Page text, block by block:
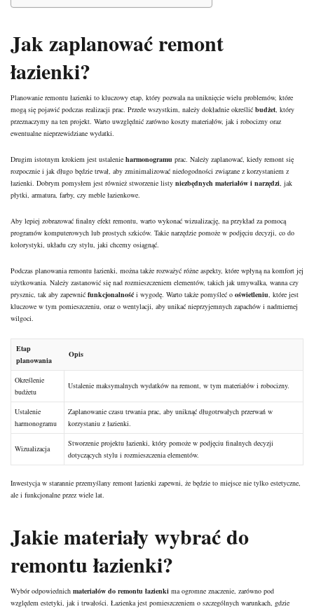
Jak zaplanować remont
łazienki?
Planowanie remontu łazienki to kluczowy etap, który pozwala na uniknięcie wielu problemów, które
mogą się pojawić podczas realizacji prac. Przede wszystkim, należy dokładnie określić budżet , który
przeznaczymy na ten projekt. Warto uwzględnić zarówno koszty materiałów, jak i robocizny oraz
ewentualne nieprzewidziane wydatki.
Drugim istotnym krokiem jest ustalenie harmonogramu prac. Należy zaplanować, kiedy remont się
rozpocznie i jak długo będzie trwał, aby zminimalizować niedogodności związane z korzystaniem z
łazienki. Dobrym pomysłem jest również stworzenie listy niezbędnych materiałów i narzędzi , jak
płytki, armatura, farby, czy meble łazienkowe.
Aby lepiej zobrazować finalny efekt remontu, warto wykonać wizualizację, na przykład za pomocą
programów komputerowych lub prostych szkiców. Takie narzędzie pomoże w podjęciu decyzji, co do
kolorystyki, układu czy stylu, jaki chcemy osiągnąć.
Podczas planowania remontu łazienki, można także rozważyć różne aspekty, które wpłyną na komfort jej
użytkowania. Należy zastanowić się nad rozmieszczeniem elementów, takich jak umywalka, wanna czy
prysznic, tak aby zapewnić funkcjonalność i wygodę. Warto także pomyśleć o oświetleniu , które jest
kluczowe w tym pomieszczeniu, oraz o wentylacji, aby unikać nieprzyjemnych zapachów i nadmiernej
wilgoci.
Etap
planowania
Opis
Określenie
budżetu
Ustalenie maksymalnych wydatków na remont, w tym materiałów i robocizny.
Ustalenie
harmonogramu
Zaplanowanie czasu trwania prac, aby uniknąć długotrwałych przerwań w
korzystaniu z łazienki.
Wizualizacja
Stworzenie projektu łazienki, który pomoże w podjęciu finalnych decyzji
dotyczących stylu i rozmieszczenia elementów.
Inwestycja w starannie przemyślany remont łazienki zapewni, że będzie to miejsce nie tylko estetyczne,
ale i funkcjonalne przez wiele lat.
Jakie materiały wybrać do
remontu łazienki?
Wybór odpowiednich materiałów do remontu łazienki ma ogromne znaczenie, zarówno pod
względem estetyki, jak i trwałości. Łazienka jest pomieszczeniem o szczególnych warunkach, gdzie